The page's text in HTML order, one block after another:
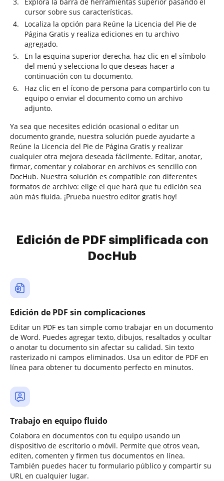
cursor sobre sus características.
Localiza la opción para Reúne la Licencia del Pie de
Página Gratis y realiza ediciones en tu archivo
agregado.
En la esquina superior derecha, haz clic en el símbolo
del menú y selecciona lo que deseas hacer a
continuación con tu documento.
Haz clic en el ícono de persona para compartirlo con tu
equipo o enviar el documento como un archivo
adjunto.
Ya sea que necesites edición ocasional o editar un
documento grande, nuestra solución puede ayudarte a
Reúne la Licencia del Pie de Página Gratis y realizar
cualquier otra mejora deseada fácilmente. Editar, anotar,
firmar, comentar y colaborar en archivos es sencillo con
DocHub. Nuestra solución es compatible con diferentes
formatos de archivo: elige el que hará que tu edición sea
aún más fluida. ¡Prueba nuestro editor gratis hoy!
Edición de PDF simplificada con
DocHub
Edición de PDF sin complicaciones
Editar un PDF es tan simple como trabajar en un documento
de Word. Puedes agregar texto, dibujos, resaltados y ocultar
o anotar tu documento sin afectar su calidad. Sin texto
rasterizado ni campos eliminados. Usa un editor de PDF en
línea para obtener tu documento perfecto en minutos.
Trabajo en equipo fluido
Colabora en documentos con tu equipo usando un
dispositivo de escritorio o móvil. Permite que otros vean,
editen, comenten y firmen tus documentos en línea.
También puedes hacer tu formulario público y compartir su
URL en cualquier lugar.